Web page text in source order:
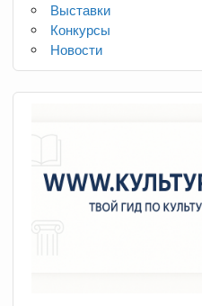
Выставки
Конкурсы
Новости